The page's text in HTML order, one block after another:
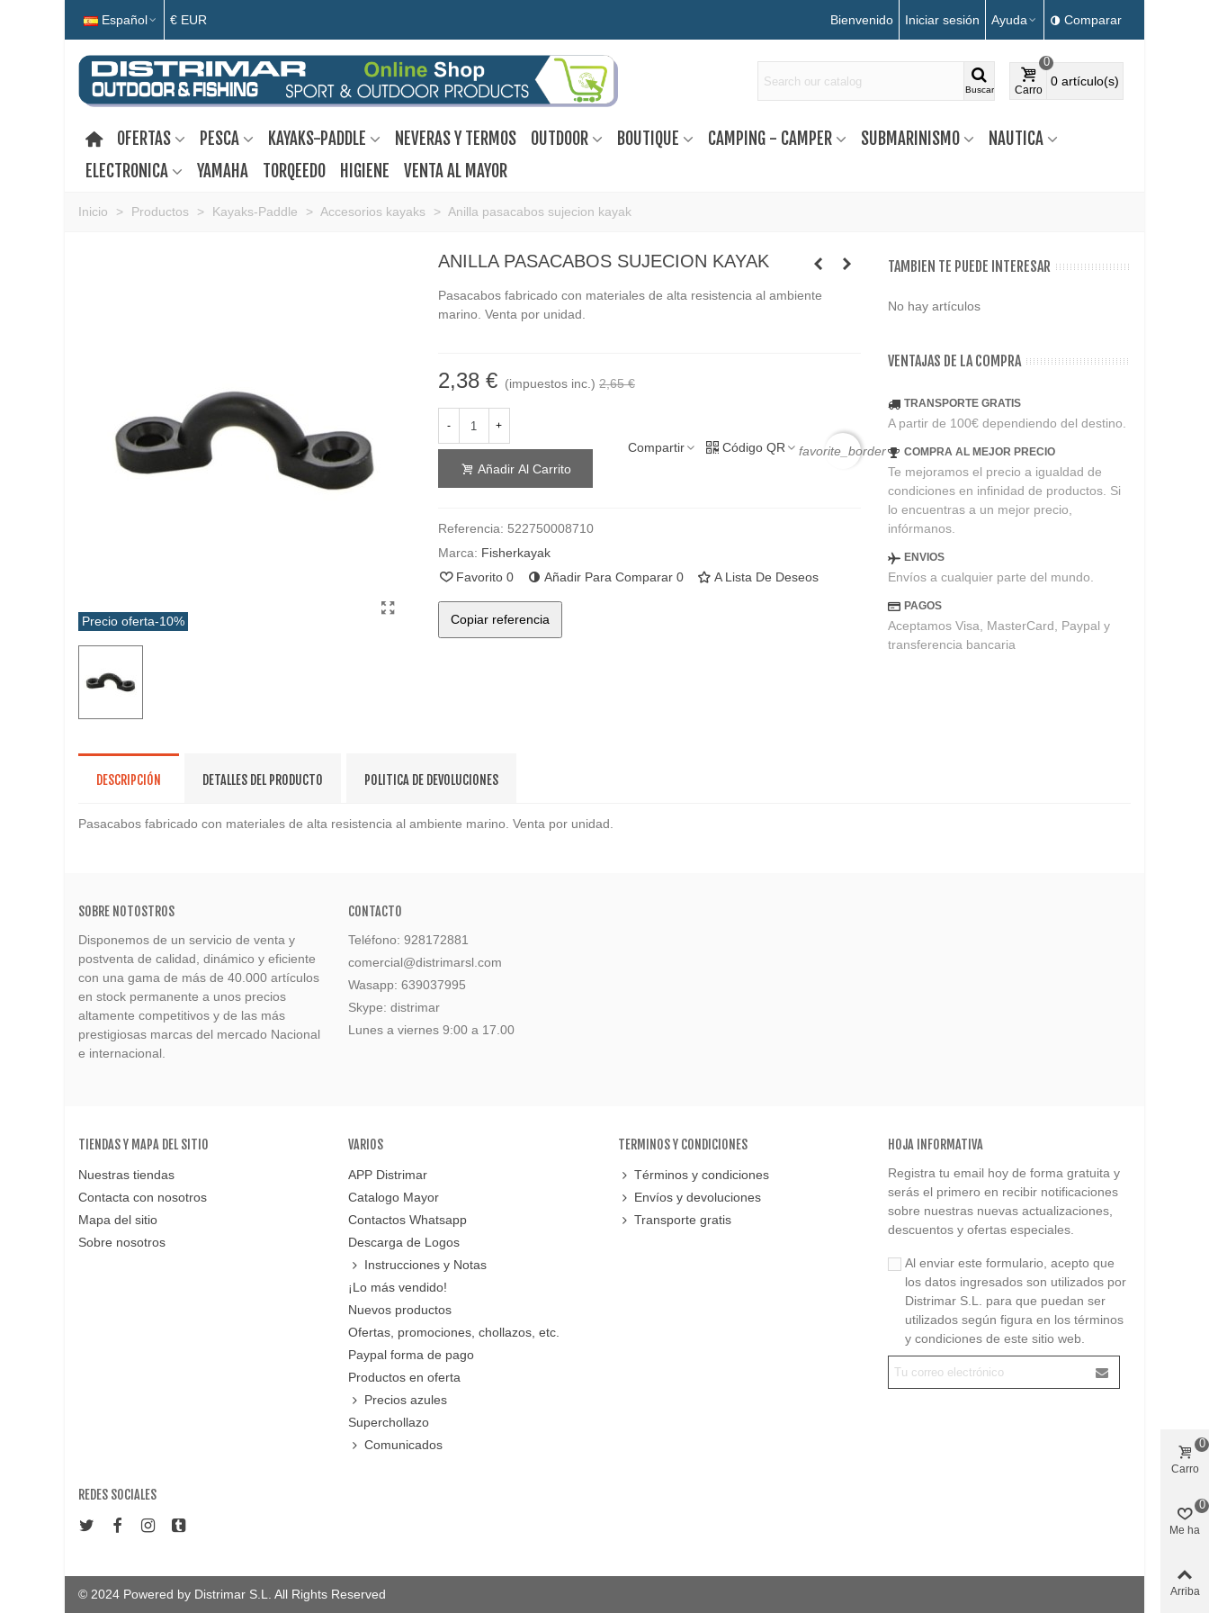
Español € EUR Bienvenido Iniciar sesión Ayuda Comparar
Buscar Carro
0
0 artículo(s)
OFERTAS PESCA KAYAKS-PADDLE NEVERAS Y TERMOS OUTDOOR BOUTIQUE CAMPING - CAMPER SUBMARINISMO
NAUTICA
ELECTRONICA
YAMAHA TORQEEDO HIGIENE VENTA AL MAYOR
Inicio > Productos > Kayaks-Paddle > Accesorios kayaks > Anilla pasacabos sujecion kayak
Precio oferta-10%
ANILLA PASACABOS SUJECION KAYAK
Pasacabos fabricado con materiales de alta resistencia al ambiente
marino. Venta por unidad.
2,38 € (impuestos inc.) 2,65 €
- +
Añadir Al Carrito
Compartir Código QR favorite_border
Referencia: 522750008710
Marca: Fisherkayak
Favorito 0 Añadir Para Comparar 0 A Lista De Deseos
Copiar referencia
TAMBIEN TE PUEDE INTERESAR
No hay artículos
VENTAJAS DE LA COMPRA
TRANSPORTE GRATIS
A partir de 100€ dependiendo del destino.
COMPRA AL MEJOR PRECIO
Te mejoramos el precio a igualdad de
condiciones en infinidad de productos. Si
lo encuentras a un mejor precio,
infórmanos.
ENVIOS
Envíos a cualquier parte del mundo.
PAGOS
Aceptamos Visa, MasterCard, Paypal y
transferencia bancaria
DESCRIPCIÓN DETALLES DEL PRODUCTO POLITICA DE DEVOLUCIONES
Pasacabos fabricado con materiales de alta resistencia al ambiente marino. Venta por unidad.
SOBRE NOTOSTROS
Disponemos de un servicio de venta y
postventa de calidad, dinámico y eficiente
con una gama de más de 40.000 artículos
en stock permanente a unos precios
altamente competitivos y de las más
prestigiosas marcas del mercado Nacional
e internacional.
CONTACTO
Teléfono: 928172881
comercial@distrimarsl.com
Wasapp: 639037995
Skype: distrimar
Lunes a viernes 9:00 a 17.00
TIENDAS Y MAPA DEL SITIO
Nuestras tiendas
Contacta con nosotros
Mapa del sitio
Sobre nosotros
VARIOS
APP Distrimar
Catalogo Mayor
Contactos Whatsapp
Descarga de Logos
Instrucciones y Notas
¡Lo más vendido!
Nuevos productos
Ofertas, promociones, chollazos, etc.
Paypal forma de pago
Productos en oferta
Precios azules
Superchollazo
Comunicados
TERMINOS Y CONDICIONES
Términos y condiciones
Envíos y devoluciones
Transporte gratis
HOJA INFORMATIVA
Registra tu email hoy de forma gratuita y
serás el primero en recibir notificaciones
sobre nuestras nuevas actualizaciones,
descuentos y ofertas especiales.
Al enviar este formulario, acepto que
los datos ingresados son utilizados por
Distrimar S.L. para que puedan ser
utilizados según figura en los términos
y condiciones de este sitio web.
REDES SOCIALES
© 2024 Powered by Distrimar S.L. All Rights Reserved
Carro
0
Me ha
0
Arriba